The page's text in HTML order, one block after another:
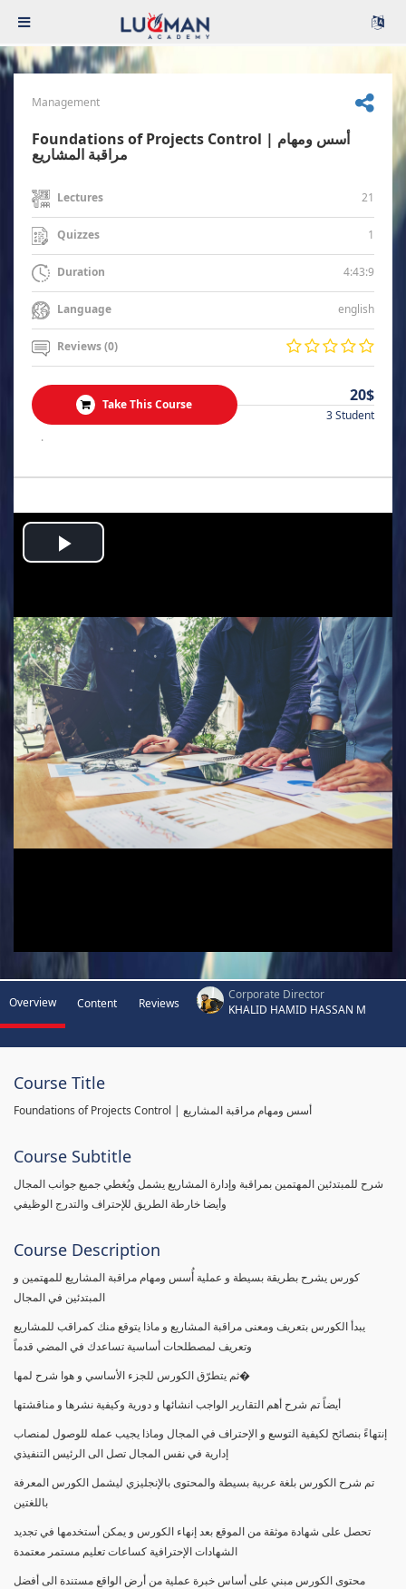
Management
Foundations of Projects Control | أسس ومهام
مراقبة المشاريع
Lectures 21
Quizzes 1
Duration 4:43:9
Language english
Reviews (0)
Take This Course 20$
3 Student
.
Play
Overview Content Reviews
Corporate Director
KHALID HAMID HASSAN M
Course Title
Foundations of Projects Control | أسس ومهام مراقبة المشاريع
Course Subtitle
شرح للمبتدئين المهتمين بمراقبة وإدارة المشاريع يشمل ويُغطي جميع جوانب المجال
وأيضا خارطة الطريق للإحتراف والتدرج الوظيفي
Course Description
كورس يشرح بطريقة بسيطة و عملية أُسس ومهام مراقبة المشاريع للمهتمين و
المبتدئين في المجال
يبدأ الكورس بتعريف ومعنى مراقبة المشاريع و ماذا يتوقع منك كمراقب للمشاريع
وتعريف لمصطلحات أساسية تساعدك في المضي قدماً
ثم يتطرّق الكورس للجزء الأساسي و هوا شرح لمها�
أيضاً تم شرح أهم التقارير الواجب انشائها و دورية وكيفية نشرها و مناقشتها
إنتهاءً بنصائح لكيفية التوسع و الإحتراف في المجال وماذا يجيب عمله للوصول لمنصاب
إدارية في نفس المجال تصل الى الرئيس التنفيذي
تم شرح الكورس بلغة عربية بسيطة والمحتوى بالإنجليزي ليشمل الكورس المعرفة
باللغتين
تحصل على شهادة موثقة من الموقع بعد إنهاء الكورس و يمكن أستخدمها في تجديد
الشهادات الإحترافية كساعات تعليم مستمر معتمدة
محتوى الكورس مبني على أساس خبرة عملية من أرض الواقع مستندة الى أفضل